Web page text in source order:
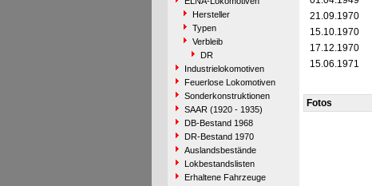
Hersteller
Typen
Verbleib
DR
Industrielokomotiven
Feuerlose Lokomotiven
Sonderkonstruktionen
SAAR (1920 - 1935)
DB-Bestand 1968
DR-Bestand 1970
Auslandsbestände
Lokbestandslisten
Erhaltene Fahrzeuge
21.09.1970
15.10.1970
17.12.1970
15.06.1971
Fotos